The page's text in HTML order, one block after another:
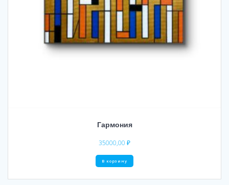
Гармония
35000,00 ₽
В корзину